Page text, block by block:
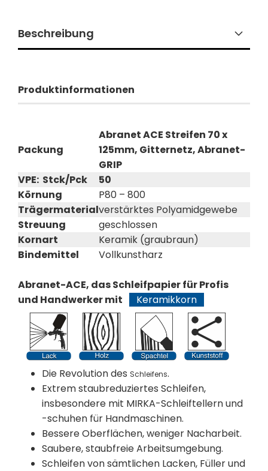
Beschreibung
Produktinformationen
Packung
Abranet ACE Streifen 70 x
125mm, Gitternetz, Abranet-
GRIP
VPE: Stck/Pck
50
Körnung
P80 – 800
Trägermaterialverstärktes Polyamidgewebe
Streuung
geschlossen
Kornart
Keramik (graubraun)
Bindemittel
Vollkunstharz
Abranet-ACE, das Schleifpapier für Profis
und Handwerker mit
Keramikkorn
Die Revolution des Schleifens.
Extrem staubreduziertes Schleifen,
insbesondere mit MIRKA-Schleiftellern und
-schuhen für Handmaschinen.
Bessere Oberflächen, weniger Nacharbeit.
Saubere, staubfreie Arbeitsumgebung.
Schleifen von sämtlichen Lacken, Füller und